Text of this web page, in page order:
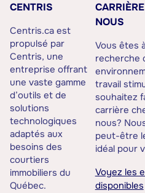
CENTRIS
Centris.ca est
propulsé par
Centris, une
entreprise offrant
une vaste gamme
d’outils et de
solutions
technologiques
adaptés aux
besoins des
courtiers
immobiliers du
Québec.
NOUS
Vous êtes
recherche
travail
souhaitez
carrière
nous?
peut-être
idéal pour
Voyez les
disponibles